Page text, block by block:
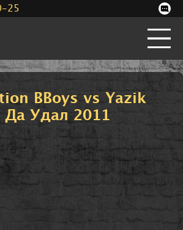
BBoys vs Yazik
Да Удал 2011
25